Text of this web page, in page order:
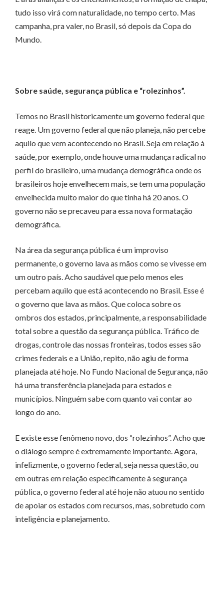
tudo isso virá com naturalidade, no tempo certo. Mas
campanha, pra valer, no Brasil, só depois da Copa do
Mundo.
Sobre saúde, segurança pública e “rolezinhos”.
Temos no Brasil historicamente um governo federal que
reage. Um governo federal que não planeja, não percebe
aquilo que vem acontecendo no Brasil. Seja em relação à
saúde, por exemplo, onde houve uma mudança radical no
perfil do brasileiro, uma mudança demográfica onde os
brasileiros hoje envelhecem mais, se tem uma população
envelhecida muito maior do que tinha há 20 anos. O
governo não se precaveu para essa nova formatação
demográfica.
Na área da segurança pública é um improviso
permanente, o governo lava as mãos como se vivesse em
um outro país. Acho saudável que pelo menos eles
percebam aquilo que está acontecendo no Brasil. Esse é
o governo que lava as mãos. Que coloca sobre os
ombros dos estados, principalmente, a responsabilidade
total sobre a questão da segurança pública. Tráfico de
drogas, controle das nossas fronteiras, todos esses são
crimes federais e a União, repito, não agiu de forma
planejada até hoje. No Fundo Nacional de Segurança, não
há uma transferência planejada para estados e
municípios. Ninguém sabe com quanto vai contar ao
longo do ano.
E existe esse fenômeno novo, dos “rolezinhos”. Acho que
o diálogo sempre é extremamente importante. Agora,
infelizmente, o governo federal, seja nessa questão, ou
em outras em relação especificamente à segurança
pública, o governo federal até hoje não atuou no sentido
de apoiar os estados com recursos, mas, sobretudo com
inteligência e planejamento.